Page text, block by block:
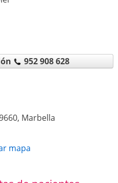
952 908 628
Marbella
mapa